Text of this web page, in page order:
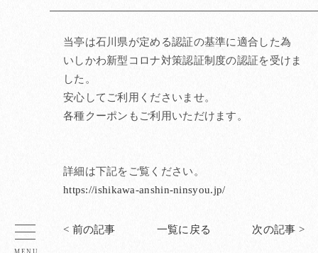
当亭は石川県が定める認証の基準に適合した為
いしかわ新型コロナ対策認証制度の認証を受けま
した。
安心してご利用くださいませ。
各種クーポンもご利用いただけます。
詳細は下記をご覧ください。
https://ishikawa-anshin-ninsyou.jp/
< 前の記事 一覧に戻る 次の記事 >